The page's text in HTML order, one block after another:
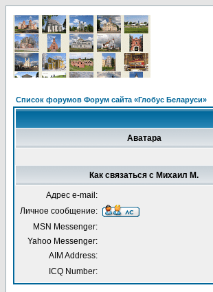
Список форумов Форум сайта «Глобус Беларуси»
Аватара
Как связаться с Михаил М.
Адрес e-mail:
Личное сообщение:
MSN Messenger:
Yahoo Messenger:
AIM Address:
ICQ Number: